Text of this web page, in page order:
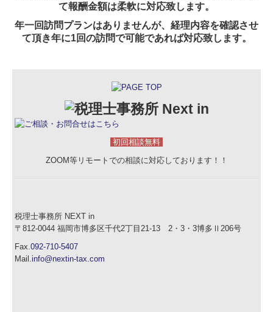
て報酬金額は柔軟に対応致します。
年一回訪問プランはありませんが、経理内容を確認させ
て頂き年に1回の訪問で可能であれば対応致します。
初回相談無料
ZOOM等リモートでの相談に対応しております！！
税理士事務所 NEXT in
〒812-0044 福岡市博多区千代2丁目21-13 2・3・3博多Ⅱ206号
Fax.092-710-5407
Mail.info@nextin-tax.com